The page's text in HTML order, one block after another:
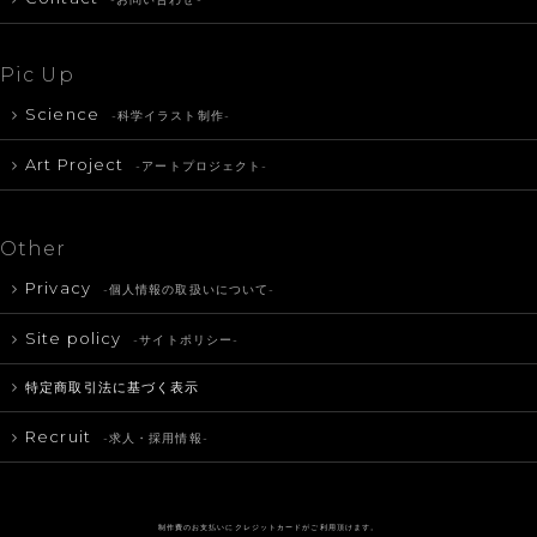
Pic Up
Science -科学イラスト制作-
Art Project -アートプロジェクト-
Other
Privacy -個人情報の取扱いについて-
Site policy -サイトポリシー-
特定商取引法に基づく表示
Recruit -求人・採用情報-
制作費のお支払いにクレジットカードがご利用頂けます。